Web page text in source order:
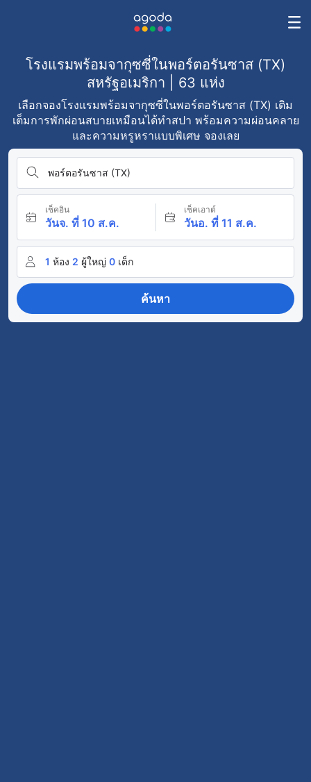
โรงแรมพร้อมจากุซซี่ในพอร์ตอรันซาส (TX)
สหรัฐอเมริกา | 63 แห่ง
เลือกจองโรงแรมพร้อมจากุซซี่ในพอร์ตอรันซาส (TX) เติม
เต็มการพักผ่อนสบายเหมือนได้ทำสปา พร้อมความผ่อนคลาย
และความหรูหราแบบพิเศษ จองเลย
พอร์ตอรันซาส (TX)
เช็คอิน
วันจ. ที่ 10 ส.ค.
เช็คเอาต์
วันอ. ที่ 11 ส.ค.
1 ห้อง 2 ผู้ใหญ่ 0 เด็ก
ค้นหา